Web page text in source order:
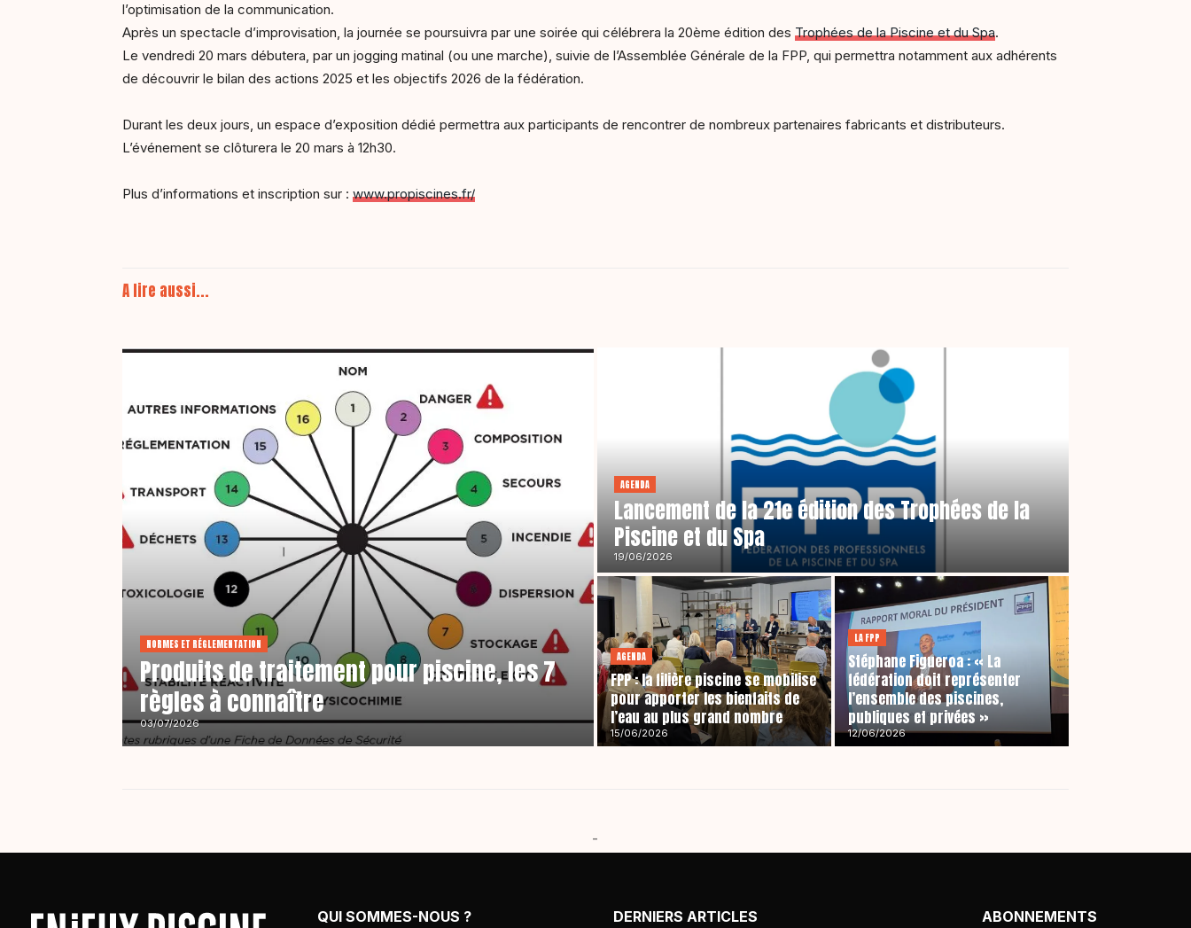
l’optimisation de la communication.
Après un spectacle d’improvisation, la journée se poursuivra par une soirée qui célébrera la 20ème édition des Trophées de la Piscine et du Spa.
Le vendredi 20 mars débutera, par un jogging matinal (ou une marche), suivie de l’Assemblée Générale de la FPP, qui permettra notamment aux adhérents
de découvrir le bilan des actions 2025 et les objectifs 2026 de la fédération.
Durant les deux jours, un espace d’exposition dédié permettra aux participants de rencontrer de nombreux partenaires fabricants et distributeurs.
L’événement se clôturera le 20 mars à 12h30.
Plus d’informations et inscription sur : www.propiscines.fr/
A lire aussi...
NORMES ET RÉGLEMENTATION
Produits de traitement pour piscine, les 7
règles à connaître
03/07/2026
AGENDA
Lancement de la 21e édition des Trophées de la
Piscine et du Spa
19/06/2026
AGENDA
FPP : la filière piscine se mobilise
pour apporter les bienfaits de
l’eau au plus grand nombre
15/06/2026
LA FPP
Stéphane Figueroa : « La
fédération doit représenter
l’ensemble des piscines,
publiques et privées »
12/06/2026
-
QUI SOMMES-NOUS ? DERNIERS ARTICLES ABONNEMENTS